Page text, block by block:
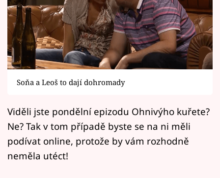
Horoskopy
Sledujte prima+
Filmový festival Karlovy Vary
Přihlášení
Soňa a Leoš to dají dohromady
Viděli jste pondělní epizodu Ohnivýho kuřete?
Ne? Tak v tom případě byste se na ni měli
podívat online, protože by vám rozhodně
neměla utéct!